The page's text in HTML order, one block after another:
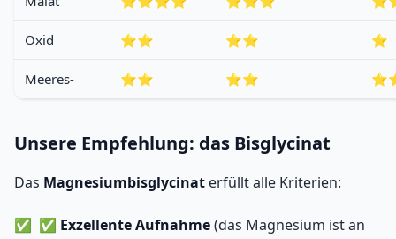
Oxid ⭐⭐ ⭐⭐ ⭐
Meeres- ⭐⭐ ⭐⭐
Unsere Empfehlung: das Bisglycinat
Das Magnesiumbisglycinat erfüllt alle Kriterien:
✅ Exzellente Aufnahme(das Magnesium ist an